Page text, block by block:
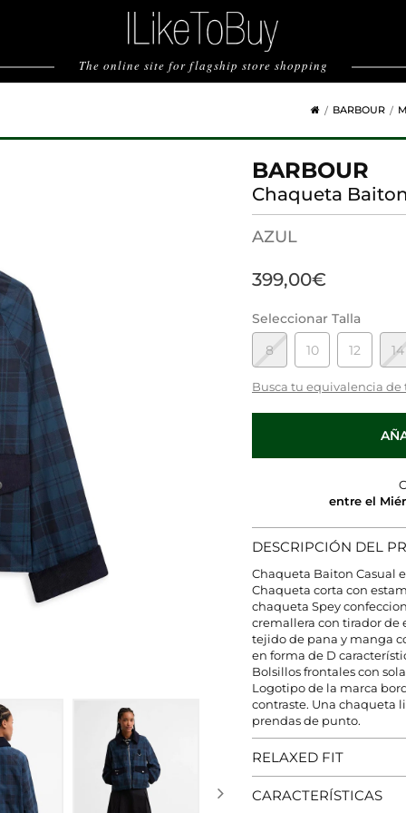
The online site for flagship store shopping
BARBOUR
BARBOUR
Chaqueta
AZUL
399,00€
Seleccionar Talla
8
10 12 14
Busca tu equivalencia de
entre el
DESCRIPCIÓN DEL
Chaqueta Baiton Casual
Chaqueta corta con
chaqueta Spey
cremallera con tirador
tejido de pana y manga
en forma de D
Bolsillos frontales con
Logotipo de la marca
contraste. Una chaqueta
prendas de punto.
RELAXED FIT
CARACTERÍSTICAS